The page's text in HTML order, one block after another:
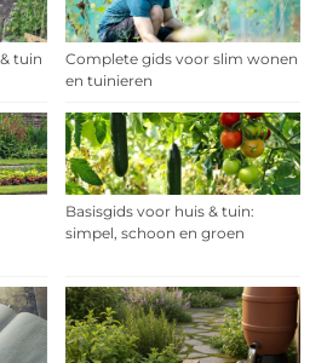
tuin
Complete gids voor slim wonen
en tuinieren
Basisgids voor huis & tuin:
simpel, schoon en groen